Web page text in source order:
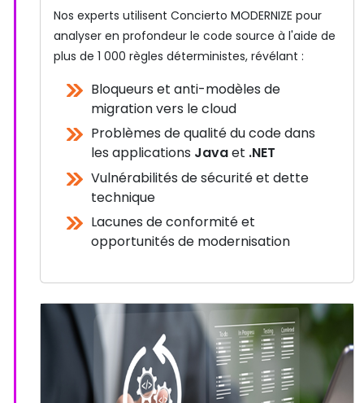
Nos experts utilisent Concierto MODERNIZE pour
analyser en profondeur le code source à l'aide de
plus de 1 000 règles déterministes, révélant :
Bloqueurs et anti-modèles de
migration vers le cloud
Problèmes de qualité du code dans
les applications Javaet .NET
Vulnérabilités de sécurité et dette
technique
Lacunes de conformité et
opportunités de modernisation